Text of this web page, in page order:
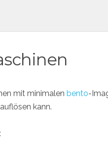
mit minimalen bento-
kann.